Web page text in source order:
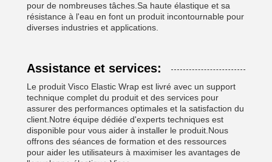
pour de nombreuses tâches.Sa haute élastique et sa
résistance à l'eau en font un produit incontournable pour
diverses industries et applications.
Assistance et services:
Le produit Visco Elastic Wrap est livré avec un support
technique complet du produit et des services pour
assurer des performances optimales et la satisfaction du
client.Notre équipe dédiée d'experts techniques est
disponible pour vous aider à installer le produit.Nous
offrons des séances de formation et des ressources
pour aider les utilisateurs à maximiser les avantages de